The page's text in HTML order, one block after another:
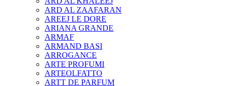
ARD AL ZAAFARAN
AREEJ LE DORE
ARIANA GRANDE
ARMAF
ARMAND BASI
ARROGANCE
ARTE PROFUMI
ARTEOLFATTO
ARTT DE PARFUM